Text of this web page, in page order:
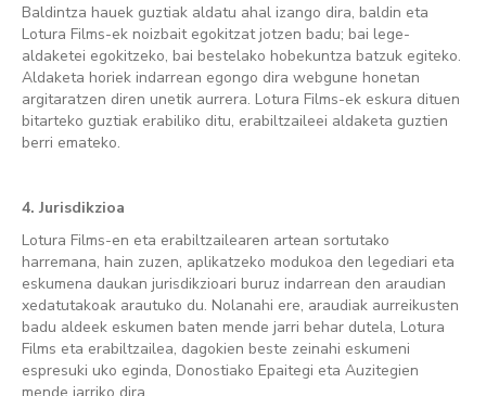
Baldintza hauek guztiak aldatu ahal izango dira, baldin eta
Lotura Films-ek noizbait egokitzat jotzen badu; bai lege-
aldaketei egokitzeko, bai bestelako hobekuntza batzuk egiteko.
Aldaketa horiek indarrean egongo dira webgune honetan
argitaratzen diren unetik aurrera. Lotura Films-ek eskura dituen
bitarteko guztiak erabiliko ditu, erabiltzaileei aldaketa guztien
berri emateko.
4. Jurisdikzioa
Lotura Films-en eta erabiltzailearen artean sortutako
harremana, hain zuzen, aplikatzeko modukoa den legediari eta
eskumena daukan jurisdikzioari buruz indarrean den araudian
xedatutakoak arautuko du. Nolanahi ere, araudiak aurreikusten
badu aldeek eskumen baten mende jarri behar dutela, Lotura
Films eta erabiltzailea, dagokien beste zeinahi eskumeni
espresuki uko eginda, Donostiako Epaitegi eta Auzitegien